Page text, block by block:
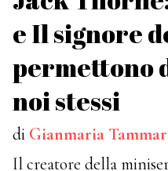
e Il signore
permettono
noi stessi
di Gianmaria
Il creatore della